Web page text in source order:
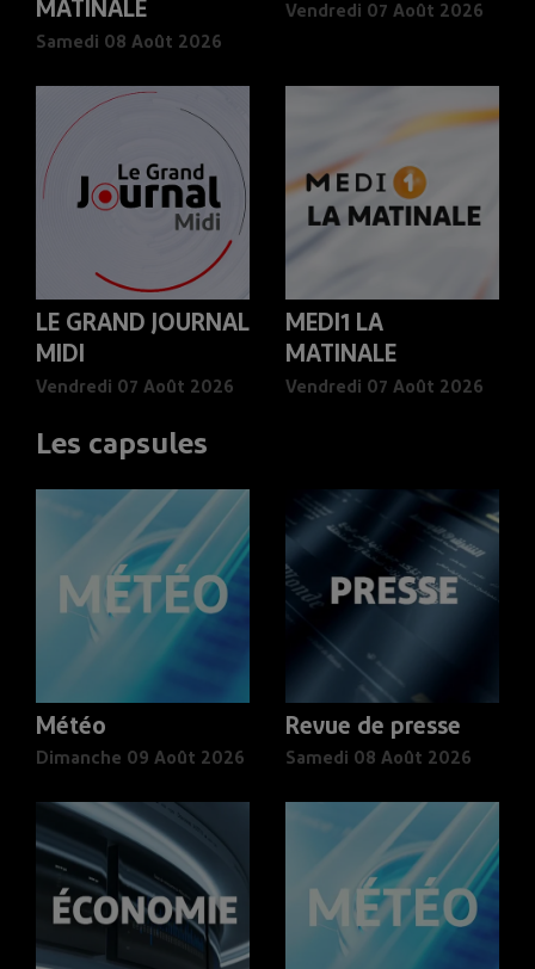
MATINALE
Samedi 08 Août 2026
Vendredi 07 Août 2026
LE GRAND JOURNAL
MIDI
Vendredi 07 Août 2026
MEDI1 LA
MATINALE
Vendredi 07 Août 2026
Les capsules
Météo
Dimanche 09 Août 2026
Revue de presse
Samedi 08 Août 2026